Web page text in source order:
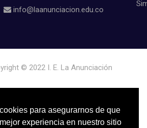
para asegurarnos de que
experiencia en nuestro sitio
info@laanunciacion.edu.co
© 2022 I. E. La Anunciación